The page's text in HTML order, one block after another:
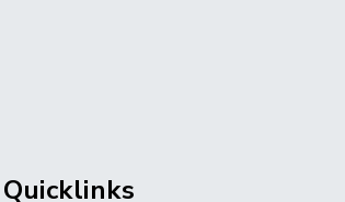
Quicklinks